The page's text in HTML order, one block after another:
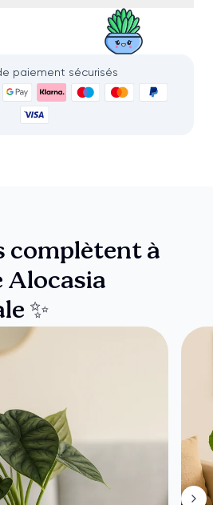
paiement sécurisés
complètent à
Alocasia
✨